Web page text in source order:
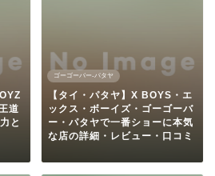
道
と
ゴーゴーバー-パタヤ
【タイ・パタヤ】X BOYS・エ
ックス・ボーイズ・ゴーゴーバ
ー・パタヤで一番ショーに本気
な店の詳細・レビュー・口コミ